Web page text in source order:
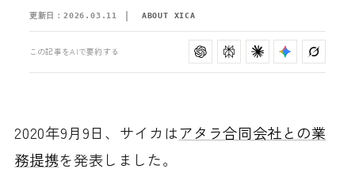
更新日： 2026.03.11 ABOUT XICA
この記事をAIで要約する
2020年9月9日、サイカはアタラ合同会社との業
務提携を発表しました。